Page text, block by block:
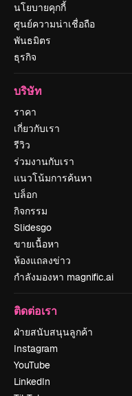
นโยบายคุกกี้
ศูนย์ความน่าเชื่อถือ
พันธมิตร
ธุรกิจ
บริษัท
ราคา
เกี่ยวกับเรา
รีวิว
ร่วมงานกับเรา
แนวโน้มการค้นหา
บล็อก
กิจกรรม
Slidesgo
ขายเนื้อหา
ห้องแถลงข่าว
กำลังมองหา magnific.ai
ติดต่อเรา
ฝ่ายสนับสนุนลูกค้า
Instagram
YouTube
LinkedIn